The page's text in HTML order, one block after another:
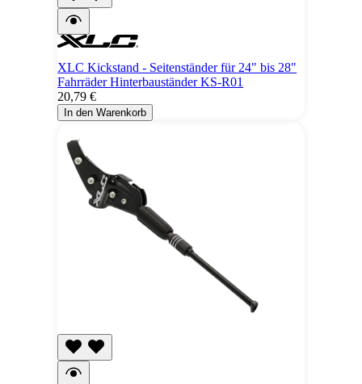
XLC Kickstand - Seitenständer für 24" bis 28"
Fahrräder Hinterbauständer KS-R01
20,79 €
In den Warenkorb